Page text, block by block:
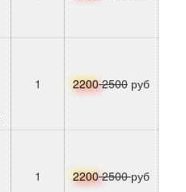
1 22002500 руб
1 22002500руб